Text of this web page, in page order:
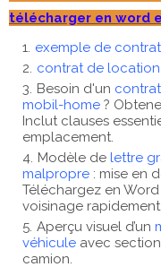
télécharger en word
exemple de
contrat de
Besoin d'un
mobil-home ?
Inclut clauses
emplacement.
Modèle de lettre
malpropre : mise en
Téléchargez en
voisinage rapidement.
Aperçu visuel d’un
véhicule avec
camion.